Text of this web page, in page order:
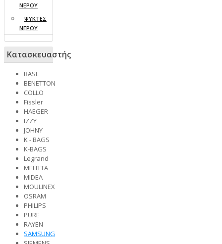
ΝΕΡΟΥ
ΨΥΚΤΕΣ
ΝΕΡΟΥ
Κατασκευαστής
BASE
BENETTON
COLLO
Fissler
HAEGER
IZZY
JOHNY
K - BAGS
K-BAGS
Legrand
MELITTA
MIDEA
MOULINEX
OSRAM
PHILIPS
PURE
RAYEN
SAMSUNG